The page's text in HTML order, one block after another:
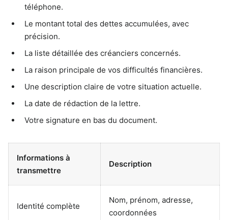
téléphone.
Le montant total des dettes accumulées, avec
précision.
La liste détaillée des créanciers concernés.
La raison principale de vos difficultés financières.
Une description claire de votre situation actuelle.
La date de rédaction de la lettre.
Votre signature en bas du document.
Informations à
transmettre
Description
Identité complète
Nom, prénom, adresse,
coordonnées